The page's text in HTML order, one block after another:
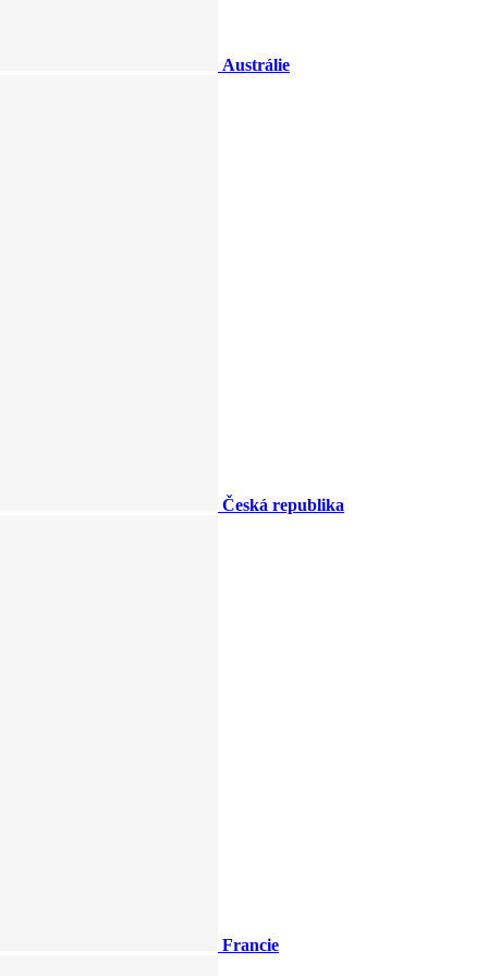
Austrálie
Česká republika
Francie